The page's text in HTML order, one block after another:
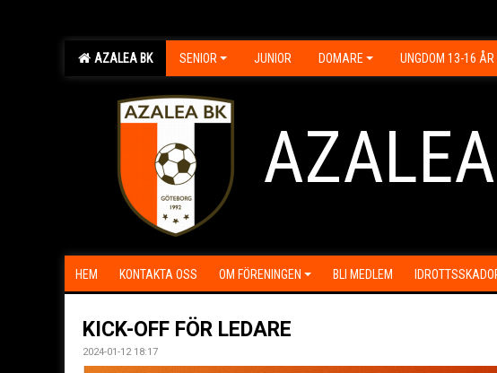
AZALEA BK SENIOR JUNIOR DOMARE UNGDOM 13-16 ÅR
HEM KONTAKTA OSS OM FÖRENINGEN BLI MEDLEM
KICK-OFF FÖR LEDARE
2024-01-12 18:17